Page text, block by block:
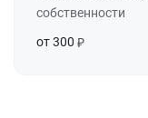
собственности
от 300